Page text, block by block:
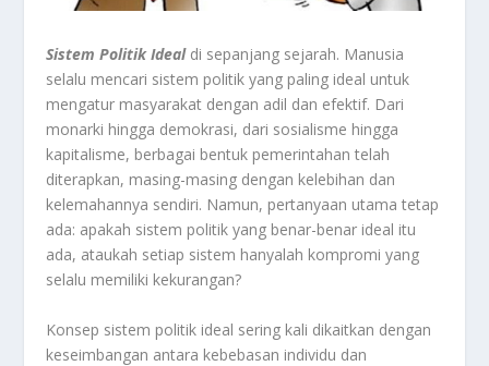
Sistem Politik Idealdi sepanjang sejarah. Manusia
selalu mencari sistem politik yang paling ideal untuk
mengatur masyarakat dengan adil dan efektif. Dari
monarki hingga demokrasi, dari sosialisme hingga
kapitalisme, berbagai bentuk pemerintahan telah
diterapkan, masing-masing dengan kelebihan dan
kelemahannya sendiri. Namun, pertanyaan utama tetap
ada: apakah sistem politik yang benar-benar ideal itu
ada, ataukah setiap sistem hanyalah kompromi yang
selalu memiliki kekurangan?
Konsep sistem politik ideal sering kali dikaitkan dengan
keseimbangan antara kebebasan individu dan